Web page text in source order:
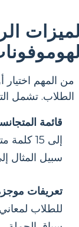
من المهم
الطلاب. تشمل
قائمة
إلى 15
سبيل المثال
تعريفات
للطلاب